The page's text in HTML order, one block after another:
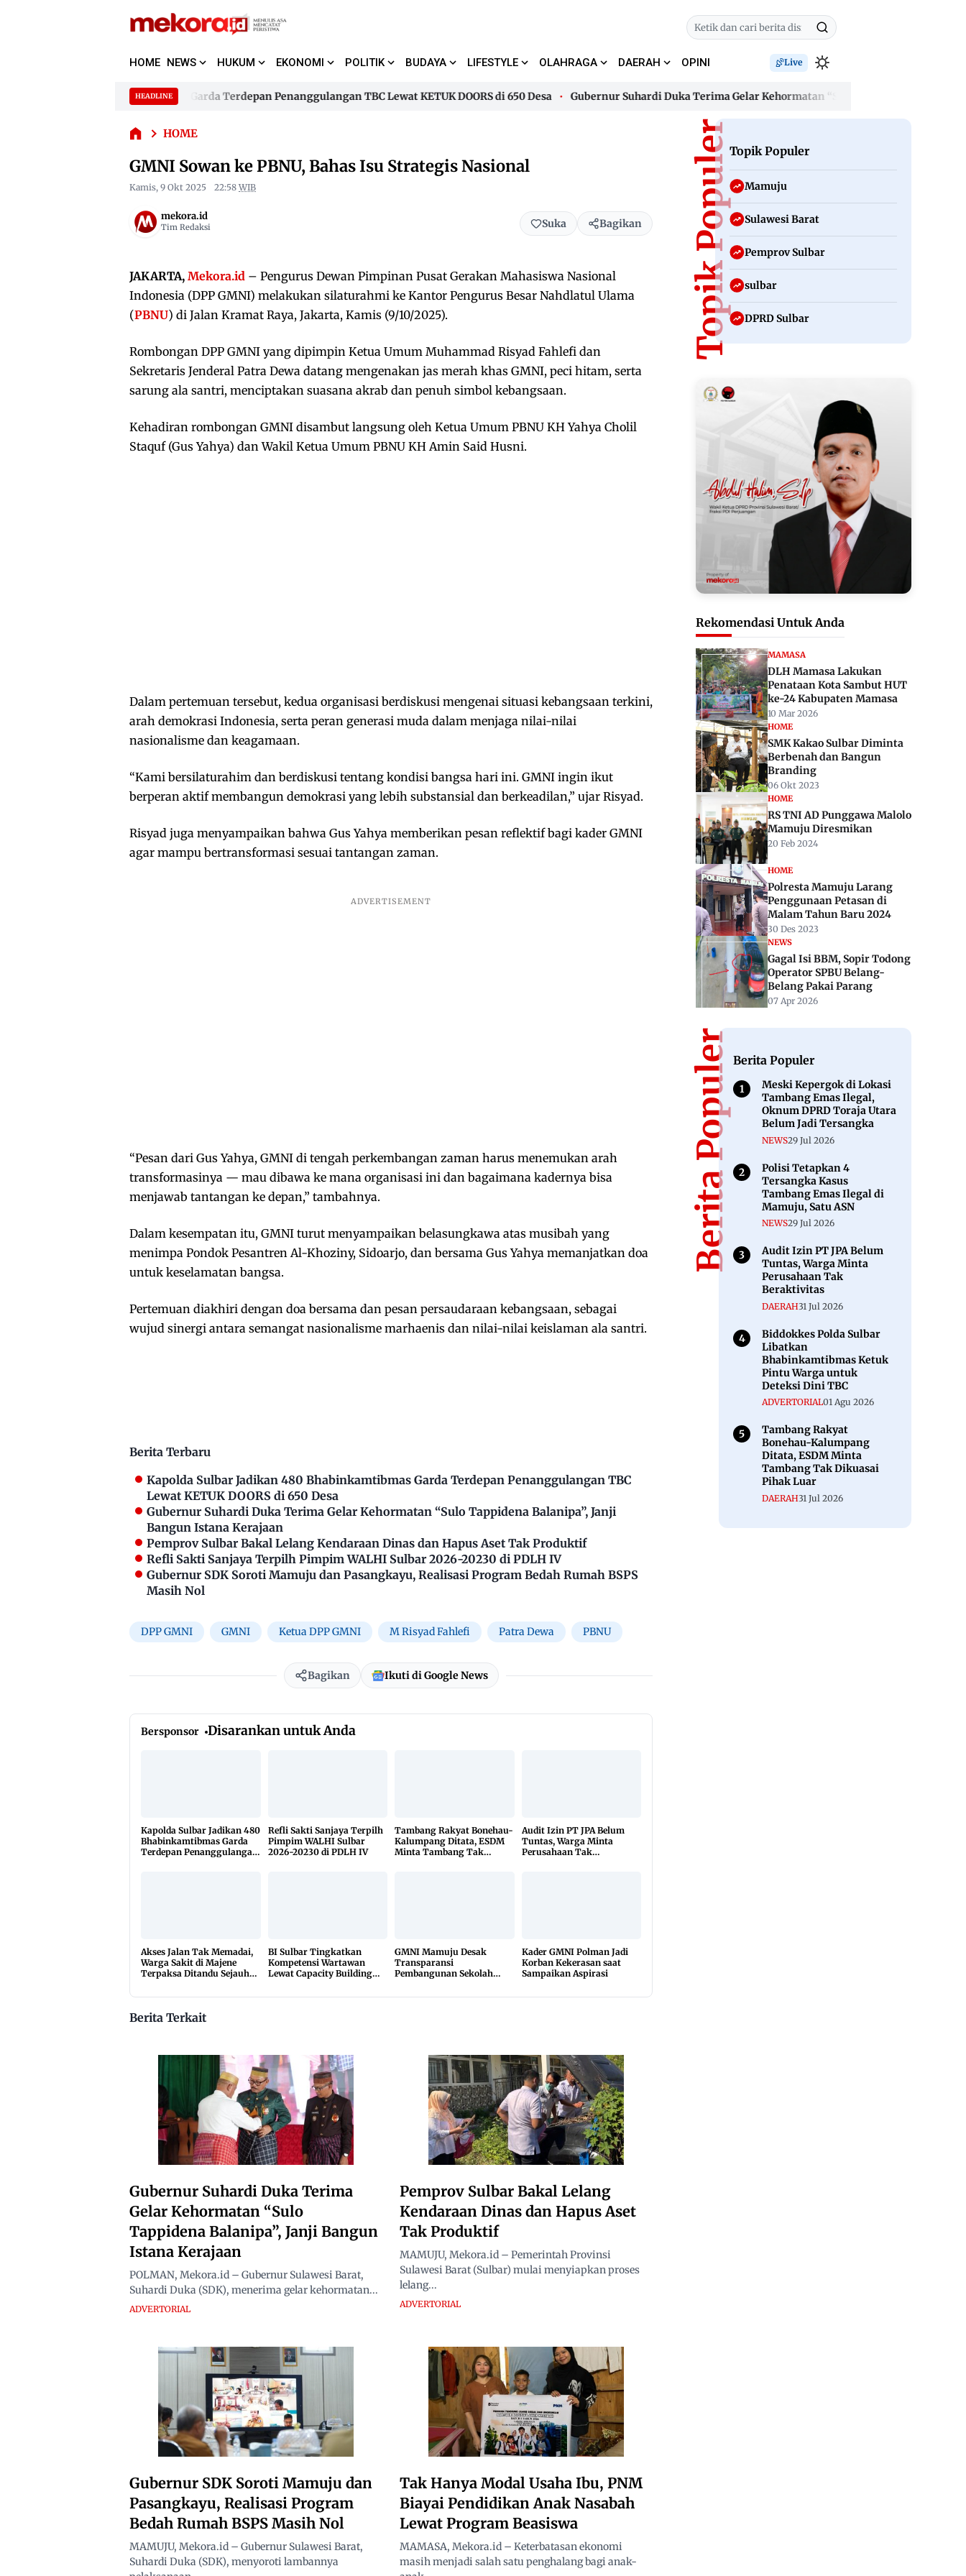
HOME NEWS HUKUM EKONOMI POLITIK BUDAYA LIFESTYLE OLAHRAGA DAERAH OPINI Live
HEADLINE
Jadikan 480 Bhabinkamtibmas Garda Terdepan Penanggulangan TBC Lewat KETUK DOORS di 650 Desa Gubernur Suhardi Duka Terima Gelar Kehormatan “Sulo Tappidena Balanipa”,
Jadikan 480 Bhabinkamtibmas Garda Terdepan Penanggulangan TBC Lewat KETUK DOORS di 650 Desa Gubernur Suhardi Duka Terima Gelar Kehormatan “Sulo Tappidena Balanipa”,
HOME
GMNI
Sowan
Bahas
Strategis
GMNI Sowan ke PBNU, Bahas Isu Strategis Nasional
Kamis, 9 Okt 2025 22:58 WIB
mekora.id
Tim Redaksi Suka Bagikan
JAKARTA, Mekora.id – Pengurus Dewan Pimpinan Pusat Gerakan Mahasiswa Nasional
Indonesia (DPP GMNI) melakukan silaturahmi ke Kantor Pengurus Besar Nahdlatul Ulama
(PBNU) di Jalan Kramat Raya, Jakarta, Kamis (9/10/2025).
Rombongan DPP GMNI yang dipimpin Ketua Umum Muhammad Risyad Fahlefi dan
Sekretaris Jenderal Patra Dewa datang mengenakan jas merah khas GMNI, peci hitam, serta
sarung ala santri, menciptakan suasana akrab dan penuh simbol kebangsaan.
Kehadiran rombongan GMNI disambut langsung oleh Ketua Umum PBNU KH Yahya Cholil
Staquf (Gus Yahya) dan Wakil Ketua Umum PBNU KH Amin Said Husni.
Dalam pertemuan tersebut, kedua organisasi berdiskusi mengenai situasi kebangsaan terkini,
arah demokrasi Indonesia, serta peran generasi muda dalam menjaga nilai-nilai
nasionalisme dan keagamaan.
“Kami bersilaturahim dan berdiskusi tentang kondisi bangsa hari ini. GMNI ingin ikut
berperan aktif membangun demokrasi yang lebih substansial dan berkeadilan,” ujar Risyad.
Risyad juga menyampaikan bahwa Gus Yahya memberikan pesan reflektif bagi kader GMNI
agar mampu bertransformasi sesuai tantangan zaman.
“Pesan dari Gus Yahya, GMNI di tengah perkembangan zaman harus menemukan arah
transformasinya — mau dibawa ke mana organisasi ini dan bagaimana kadernya bisa
menjawab tantangan ke depan,” tambahnya.
Dalam kesempatan itu, GMNI turut menyampaikan belasungkawa atas musibah yang
menimpa Pondok Pesantren Al-Khoziny, Sidoarjo, dan bersama Gus Yahya memanjatkan doa
untuk keselamatan bangsa.
Pertemuan diakhiri dengan doa bersama dan pesan persaudaraan kebangsaan, sebagai
wujud sinergi antara semangat nasionalisme marhaenis dan nilai-nilai keislaman ala santri.
Berita Terbaru
Kapolda Sulbar Jadikan 480 Bhabinkamtibmas Garda Terdepan Penanggulangan TBC
Lewat KETUK DOORS di 650 Desa
Gubernur Suhardi Duka Terima Gelar Kehormatan “Sulo Tappidena Balanipa”, Janji
Bangun Istana Kerajaan
Pemprov Sulbar Bakal Lelang Kendaraan Dinas dan Hapus Aset Tak Produktif
Refli Sakti Sanjaya Terpilh Pimpim WALHI Sulbar 2026-20230 di PDLH IV
Gubernur SDK Soroti Mamuju dan Pasangkayu, Realisasi Program Bedah Rumah BSPS
Masih Nol
DPP GMNI GMNI Ketua DPP GMNI M Risyad Fahlefi Patra Dewa PBNU
Bagikan Ikuti di Google News
Bersponsor Disarankan untuk Anda
Kapolda Sulbar Jadikan 480
Bhabinkamtibmas Garda
Terdepan Penanggulangan
Refli Sakti Sanjaya Terpilh
Pimpim WALHI Sulbar
2026-20230 di PDLH IV
Tambang Rakyat Bonehau-
Kalumpang Ditata, ESDM
Minta Tambang Tak
Audit Izin PT JPA Belum
Tuntas, Warga Minta
Perusahaan Tak
Akses Jalan Tak Memadai,
Warga Sakit di Majene
Terpaksa Ditandu Sejauh
BI Sulbar Tingkatkan
Kompetensi Wartawan
Lewat Capacity Building
GMNI Mamuju Desak
Transparansi
Pembangunan Sekolah
Material Dibuka
Kader GMNI Polman Jadi
Korban Kekerasan saat
Sampaikan Aspirasi
Berita Terkait
Gubernur Suhardi Duka Terima
Gelar Kehormatan “Sulo
Tappidena Balanipa”, Janji Bangun
Istana Kerajaan
POLMAN, Mekora.id – Gubernur Sulawesi Barat,
Suhardi Duka (SDK), menerima gelar kehormatan...
ADVERTORIAL
Pemprov Sulbar Bakal Lelang
Kendaraan Dinas dan Hapus Aset
Tak Produktif
MAMUJU, Mekora.id – Pemerintah Provinsi
Sulawesi Barat (Sulbar) mulai menyiapkan proses
lelang...
ADVERTORIAL
Gubernur SDK Soroti Mamuju dan
Pasangkayu, Realisasi Program
Bedah Rumah BSPS Masih Nol
MAMUJU, Mekora.id – Gubernur Sulawesi Barat,
Suhardi Duka (SDK), menyoroti lambannya
Tak Hanya Modal Usaha Ibu, PNM
Biayai Pendidikan Anak Nasabah
Lewat Program Beasiswa
MAMASA, Mekora.id – Keterbatasan ekonomi
masih menjadi salah satu penghalang bagi anak-
Topik PopulerTopik Populer
Mamuju
Sulawesi Barat
Pemprov Sulbar
sulbar
DPRD Sulbar
Rekomendasi Untuk Anda
MAMASA
DLH Mamasa Lakukan
Penataan Kota Sambut HUT
ke-24 Kabupaten Mamasa
10 Mar 2026
HOME
SMK Kakao Sulbar Diminta
Berbenah dan Bangun
Branding
06 Okt 2023
HOME
RS TNI AD Punggawa Malolo
Mamuju Diresmikan
20 Feb 2024
HOME
Polresta Mamuju Larang
Penggunaan Petasan di
Malam Tahun Baru 2024
30 Des 2023
NEWS
Gagal Isi BBM, Sopir Todong
Operator SPBU Belang-
Belang Pakai Parang
07 Apr 2026
Berita PopulerBerita Populer
Meski Kepergok di Lokasi
Tambang Emas Ilegal,
Oknum DPRD Toraja Utara
Belum Jadi Tersangka
NEWS29 Jul 2026
Polisi Tetapkan 4
Tersangka Kasus
Tambang Emas Ilegal di
Mamuju, Satu ASN
NEWS29 Jul 2026
Audit Izin PT JPA Belum
Tuntas, Warga Minta
Perusahaan Tak
Beraktivitas
DAERAH31 Jul 2026
Biddokkes Polda Sulbar
Libatkan
Bhabinkamtibmas Ketuk
Pintu Warga untuk
Deteksi Dini TBC
ADVERTORIAL01 Agu 2026
Tambang Rakyat
Bonehau-Kalumpang
Ditata, ESDM Minta
Tambang Tak Dikuasai
Pihak Luar
DAERAH31 Jul 2026